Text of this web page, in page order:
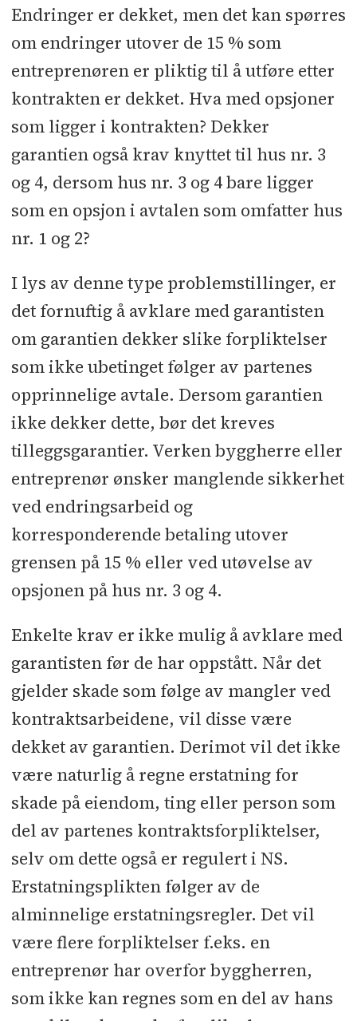
Endringer er dekket, men det kan spørres
om endringer utover de 15 % som
entreprenøren er pliktig til å utføre etter
kontrakten er dekket. Hva med opsjoner
som ligger i kontrakten? Dekker
garantien også krav knyttet til hus nr. 3
og 4, dersom hus nr. 3 og 4 bare ligger
som en opsjon i avtalen som omfatter hus
nr. 1 og 2?
I lys av denne type problemstillinger, er
det fornuftig å avklare med garantisten
om garantien dekker slike forpliktelser
som ikke ubetinget følger av partenes
opprinnelige avtale. Dersom garantien
ikke dekker dette, bør det kreves
tilleggsgarantier. Verken byggherre eller
entreprenør ønsker manglende sikkerhet
ved endringsarbeid og
korresponderende betaling utover
grensen på 15 % eller ved utøvelse av
opsjonen på hus nr. 3 og 4.
Enkelte krav er ikke mulig å avklare med
garantisten før de har oppstått. Når det
gjelder skade som følge av mangler ved
kontraktsarbeidene, vil disse være
dekket av garantien. Derimot vil det ikke
være naturlig å regne erstatning for
skade på eiendom, ting eller person som
del av partenes kontraktsforpliktelser,
selv om dette også er regulert i NS.
Erstatningsplikten følger av de
alminnelige erstatningsregler. Det vil
være flere forpliktelser f.eks. en
entreprenør har overfor byggherren,
som ikke kan regnes som en del av hans